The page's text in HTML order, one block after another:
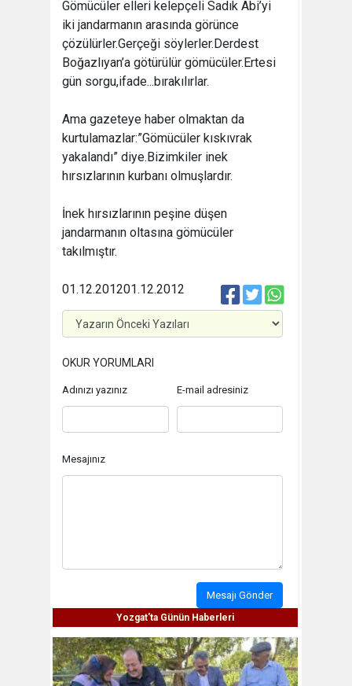
Gömücüler elleri kelepçeli Sadık Abi’yi
iki jandarmanın arasında görünce
çözülürler.Gerçeği söylerler.Derdest
Boğazlıyan’a götürülür gömücüler.Ertesi
gün sorgu,ifade...bırakılırlar.
Ama gazeteye haber olmaktan da
kurtulamazlar:”Gömücüler kıskıvrak
yakalandı” diye.Bizimkiler inek
hırsızlarının kurbanı olmuşlardır.
İnek hırsızlarının peşine düşen
jandarmanın oltasına gömücüler
takılmıştır.
01.12.2012
01.12.2012
OKUR YORUMLARI
Adınızı yazınız E-mail adresiniz
Mesajınız
Mesajı Gönder
Yozgat'ta Günün Haberleri